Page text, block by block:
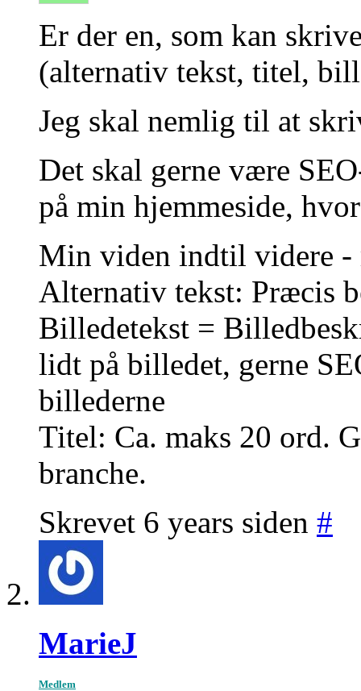
Er der en, som kan
(alternativ tekst, titel,
Jeg skal nemlig til at
Det skal gerne være
på min hjemmeside,
Min viden indtil videre -
Alternativ tekst: Præcis
Billedetekst =
lidt på billedet, gerne
billederne
Titel: Ca. maks 20 ord.
branche.
Skrevet 6 years siden #
MarieJ
Medlem